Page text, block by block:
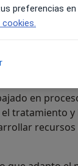
Terapia
seguir
basada en
en
tratamiento y
preferencias